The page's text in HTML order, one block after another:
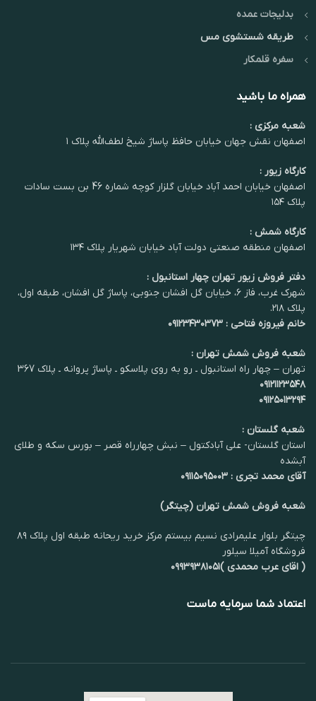
بدلیجات عمده
طریقه شستشوی مس
سفره قلمکار
همراه ما باشید
شعبه مرکزی :
اصفهان نقش جهان خیابان حافظ پاساژ شیخ لطف‌الله پلاک ۱
کارگاه زیور :
اصفهان خیابان احمد آباد خیابان گلزار کوچه شماره 46 بن بست سادات
پلاک ۱۵۴
کارگاه شمش :
اصفهان منطقه صنعتی دولت آباد خیابان شهریار پلاک ۱۳۴
دفتر فروش زیور تهران چهار استانبول :
شهرک غرب، فاز ۶، خیابان گل افشان جنوبی، پاساژ گل افشان، طبقه اول،
پلاک ۲۱۸.
خانم فیروزه فتاحی : ۰۹۱۲۳۴۳۰۳۷۳
شعبه فروش شمش تهران :
تهران – چهار راه استانبول ـ رو به روی پلاسکو ـ پاساژ پروانه ـ پلاک 367
۰۹۱۲۱۱۲۳۵۴۸
۰۹۱۲۵۰۱۳۲۹۴
شعبه گلستان :
استان گلستان- علی آبادکتول – نبش چهارراه قصر – بورس سکه و طلای
آبشده
آقای محمد تجری : ۰۹۱۱۵۰۹۵۰۰۳
شعبه فروش شمش تهران (چیتگر)
چیتگر بلوار علیمرادی نسیم بیستم مرکز خرید ریحانه طبقه اول پلاک ۸۹
فروشگاه آمیلا سیلور
( اقای عرب محمدی )۰۹۹۳۹۳۸۱۰۵۱
اعتماد شما سرمایه ماست